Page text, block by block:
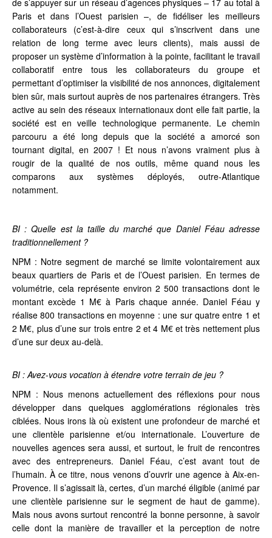
Paris et dans l’Ouest parisien –, de fidéliser les meilleurs
collaborateurs (c’est-à-dire ceux qui s’inscrivent dans une
relation de long terme avec leurs clients), mais aussi de
proposer un système d’information à la pointe, facilitant le travail
collaboratif entre tous les collaborateurs du groupe et
permettant d’optimiser la visibilité de nos annonces, digitalement
bien sûr, mais surtout auprès de nos partenaires étrangers. Très
active au sein des réseaux internationaux dont elle fait partie, la
société est en veille technologique permanente. Le chemin
parcouru a été long depuis que la société a amorcé son
tournant digital, en 2007 ! Et nous n’avons vraiment plus à
rougir de la qualité de nos outils, même quand nous les
comparons aux systèmes déployés, outre-Atlantique
notamment.
BI : Quelle est la taille du marché que Daniel Féau adresse
traditionnellement ?
NPM : Notre segment de marché se limite volontairement aux
beaux quartiers de Paris et de l’Ouest parisien. En termes de
volumétrie, cela représente environ 2 500 transactions dont le
montant excède 1 M€ à Paris chaque année. Daniel Féau y
réalise 800 transactions en moyenne : une sur quatre entre 1 et
2 M€, plus d’une sur trois entre 2 et 4 M€ et très nettement plus
d’une sur deux au-delà.
BI : Avez-vous vocation à étendre votre terrain de jeu ?
NPM : Nous menons actuellement des réflexions pour nous
développer dans quelques agglomérations régionales très
ciblées. Nous irons là où existent une profondeur de marché et
une clientèle parisienne et/ou internationale. L’ouverture de
nouvelles agences sera aussi, et surtout, le fruit de rencontres
avec des entrepreneurs. Daniel Féau, c’est avant tout de
l’humain. À ce titre, nous venons d’ouvrir une agence à Aix-en-
Provence. Il s’agissait là, certes, d’un marché éligible (animé par
une clientèle parisienne sur le segment de haut de gamme).
Mais nous avons surtout rencontré la bonne personne, à savoir
celle dont la manière de travailler et la perception de notre